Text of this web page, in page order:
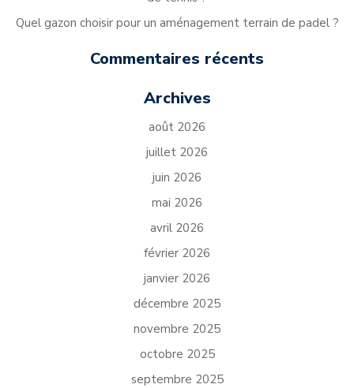
Quel gazon choisir pour un aménagement terrain de padel ?
Commentaires récents
Archives
août 2026
juillet 2026
juin 2026
mai 2026
avril 2026
février 2026
janvier 2026
décembre 2025
novembre 2025
octobre 2025
septembre 2025